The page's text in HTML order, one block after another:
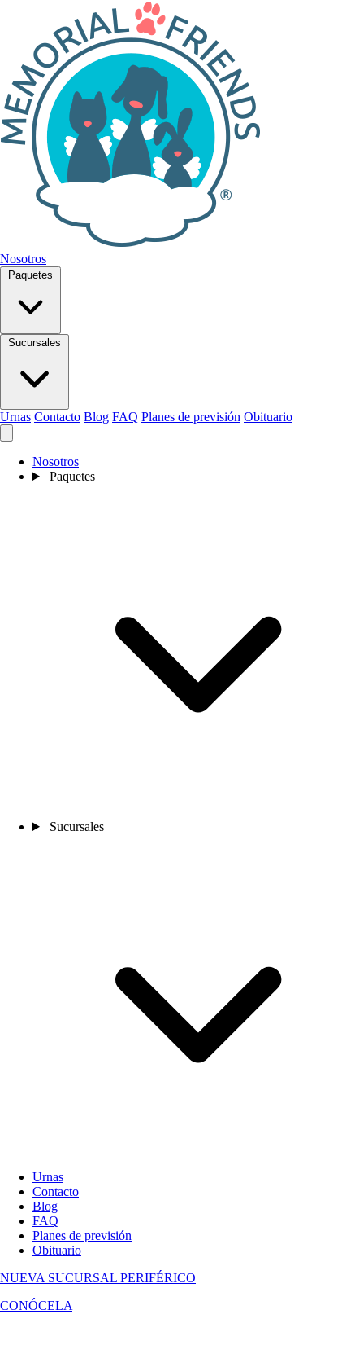
Nosotros
Paquetes
Sucursales
Urnas Contacto Blog FAQ Planes de previsión Obituario
Nosotros
Paquetes
Sucursales
Urnas
Contacto
Blog
FAQ
Planes de previsión
Obituario
NUEVA SUCURSAL PERIFÉRICO
CONÓCELA